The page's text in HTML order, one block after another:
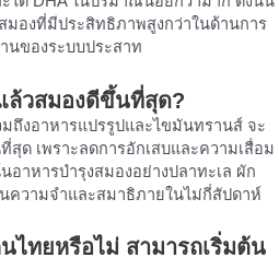
มองที่มีประสิทธิภาพสูงกว่าในด้านการ
นของระบบประสาท
ล้วสมองดีขึ้นที่สุด?
ถึงอาหารแปรรูปและไขมันทรานส์ จะ
ด เพราะลดการอักเสบและความเสื่อม
อาหารบำรุงสมองอย่างปลาทะเล ผัก
ความจำและสมาธิภายในไม่กี่สัปดาห์
ไทยหรือไม่ สามารถเริ่มต้น